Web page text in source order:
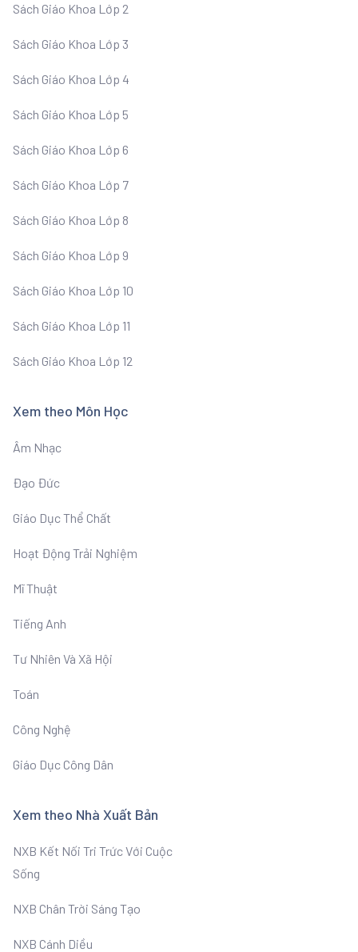
Sách Giáo Khoa Lớp 2
Sách Giáo Khoa Lớp 3
Sách Giáo Khoa Lớp 4
Sách Giáo Khoa Lớp 5
Sách Giáo Khoa Lớp 6
Sách Giáo Khoa Lớp 7
Sách Giáo Khoa Lớp 8
Sách Giáo Khoa Lớp 9
Sách Giáo Khoa Lớp 10
Sách Giáo Khoa Lớp 11
Sách Giáo Khoa Lớp 12
Xem theo Môn Học
Âm Nhạc
Đạo Đức
Giáo Dục Thể Chất
Hoạt Động Trải Nghiệm
Mĩ Thuật
Tiếng Anh
Tư Nhiên Và Xã Hội
Toán
Công Nghệ
Giáo Dục Công Dân
Xem theo Nhà Xuất Bản
NXB Kết Nối Tri Trức Với Cuộc
Sống
NXB Chân Trời Sáng Tạo
NXB Cánh Diều